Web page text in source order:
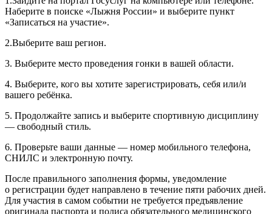
Наберите в поиске «Лыжня России» и выберите пункт
«Записаться на участие».
2.Выберите ваш регион.
3. Выберите место проведения гонки в вашей области.
4. Выберите, кого вы хотите зарегистрировать, себя или/и
вашего ребёнка.
5. Продолжайте запись и выберите спортивную дисциплину
— свободный стиль.
6. Проверьте ваши данные — номер мобильного телефона,
СНИЛС и электронную почту.
После правильного заполнения формы, уведомление
о регистрации будет направлено в течение пяти рабочих дней.
Для участия в самом событии не требуется предъявление
оригинала паспорта и полиса обязательного медицинского